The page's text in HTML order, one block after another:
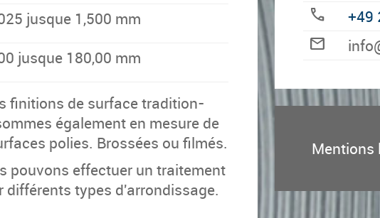
jusque 1,500 mm
jusque 180,00 mm
fi­ni­tions de sur­face tra­di­tion­
éga­le­ment en me­sure de
po­lies. Bros­sées ou fil­més.
pou­vons ef­fec­tuer un trai­te­ment
dif­fé­rents types d'ar­ron­dis­sage.
call
+49
mail
Mentions